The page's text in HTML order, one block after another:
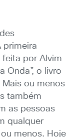
primeira
por Alvim
Onda”, o livro
ou menos
também
as pessoas
qualquer
menos. Hoje